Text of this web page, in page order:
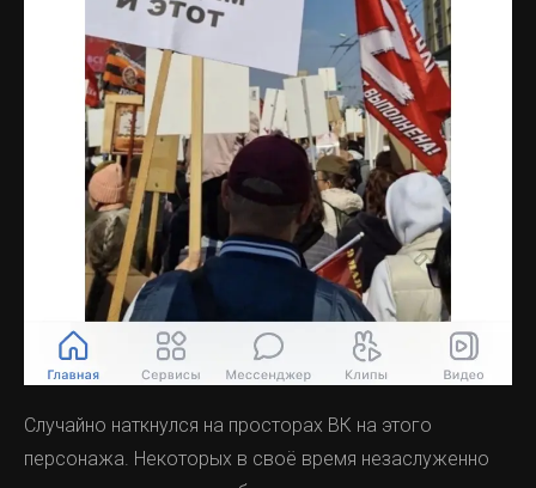
Случайно наткнулся на просторах ВК на этого
персонажа. Некоторых в своё время незаслуженно